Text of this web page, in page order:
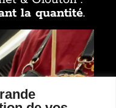
la quantité.